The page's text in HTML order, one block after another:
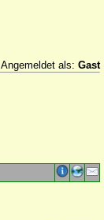
Angemeldet als: Gast